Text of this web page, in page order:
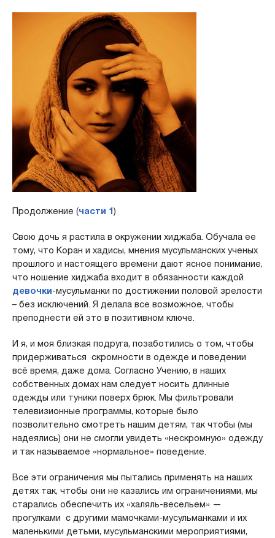
Продолжение (части 1)
Свою дочь я растила в окружении хиджаба. Обучала ее
тому, что Коран и хадисы, мнения мусульманских ученых
прошлого и настоящего времени дают ясное понимание,
что ношение хиджаба входит в обязанности каждой
девочки-мусульманки по достижении половой зрелости
– без исключений. Я делала все возможное, чтобы
преподнести ей это в позитивном ключе.
И я, и моя близкая подруга, позаботились о том, чтобы
придерживаться скромности в одежде и поведении
всё время, даже дома. Согласно Учению, в наших
собственных домах нам следует носить длинные
одежды или туники поверх брюк. Мы фильтровали
телевизионные программы, которые было
позволительно смотреть нашим детям, так чтобы (мы
надеялись) они не смогли увидеть «нескромную» одежду
и так называемое «нормальное» поведение.
Все эти ограничения мы пытались применять на наших
детях так, чтобы они не казались им ограничениями, мы
старались обеспечить их «халяль-весельем» —
прогулками с другими мамочками-мусульманками и их
маленькими детьми, мусульманскими мероприятиями,